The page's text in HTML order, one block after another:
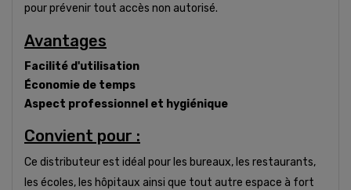
pour prévenir tout accès non autorisé.
Avantages
Facilité d'utilisation
Économie de temps
Aspect professionnel et hygiénique
Convient pour :
Ce distributeur est idéal pour les bureaux, les restaurants,
les écoles, les hôpitaux ainsi que tout autre espace à fort